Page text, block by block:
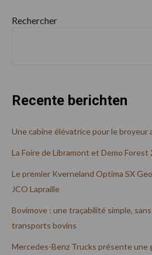
Rechercher
Recente berichten
Une cabine élévatrice pour le
La Foire de Libramont et Demo Forest
Le premier Kverneland Optima SX
JCO Lapraille
Bovimove : une traçabilité simple,
transports bovins
Mercedes-Benz Trucks présente une